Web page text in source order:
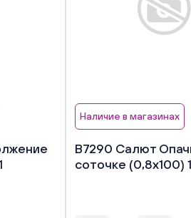
Наличие в магазинах
В7290 Салют
соточке (0,8х100)